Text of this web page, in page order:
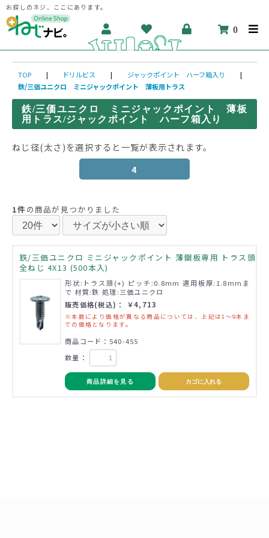
お探しのネジ、ここにあります。
0
TOP | ドリルビス | ジャックポイント ハーフ箱入り
|
鉄/三価ユニクロ ミニジャックポイント 薄板用トラス
鉄/三価ユニクロ ミニジャックポイント 薄板
用トラス/ジャックポイント ハーフ箱入り
ねじ径(太さ)を選択すると一覧が表示されます。
4
1件の商品が見つかりました
鉄/三価ユニクロ ミニジャックポイント 薄鋼板専用 トラス頭
全ねじ 4X13 (500本入)
形状:トラス頭(+) ピッチ:0.8mm 適用板厚:1.8mmま
で 材質:鉄 処理:三価ユニクロ
販売価格(税込)： ￥4,713
※本数により価格が異なる商品については、上記は1～9本ま
での価格となります。
商品コード：540-455
数量：
商品詳細を見る カゴに入れる